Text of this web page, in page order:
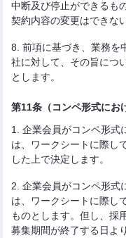
中断及び停止ができるも
契約内容の変更はできな
8. 前項に基づき、業務を
社に対して、その旨につ
とします。
第11条（コンペ形式にお
1. 企業会員がコンペ形式
は、ワークシートに際し
した上で決定します。
2. 企業会員がコンペ形式
は、ワークシートに際し
ものとします。但し、採
募集期間が終了する日よ